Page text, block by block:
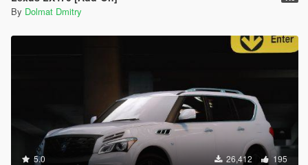
By Dolmat Dmitry
5.0 26,412 195